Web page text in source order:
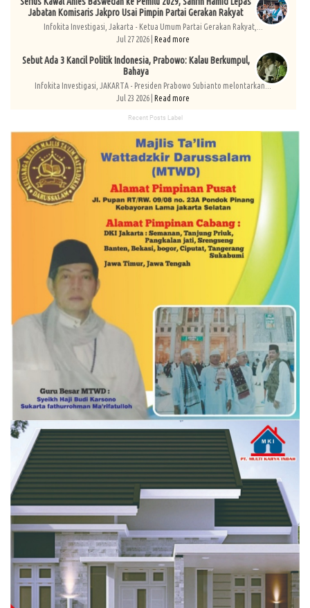
Jabatan Komisaris Jakpro Usai Pimpin Partai Gerakan Rakyat
Infokita Investigasi, Jakarta - Ketua Umum Partai Gerakan Rakyat,...
Jul 27 2026 | Read more
Sebut Ada 3 Kancil Politik Indonesia, Prabowo: Kalau Berkumpul,
Bahaya
Infokita Investigasi, JAKARTA - Presiden Prabowo Subianto melontarkan...
Jul 23 2026 | Read more
Recent Posts Label